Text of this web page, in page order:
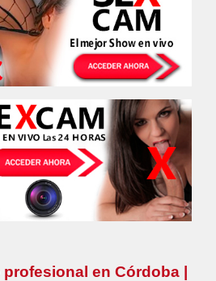
en Córdoba |